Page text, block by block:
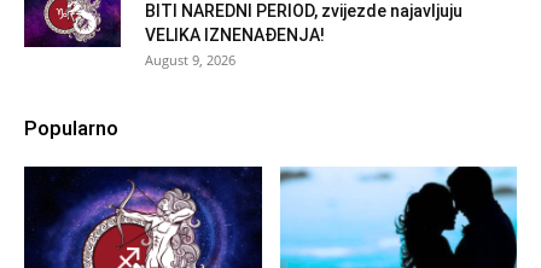
BITI NAREDNI PERIOD, zvijezde najavljuju
VELIKA IZNENAĐENJA!
August 9, 2026
Popularno